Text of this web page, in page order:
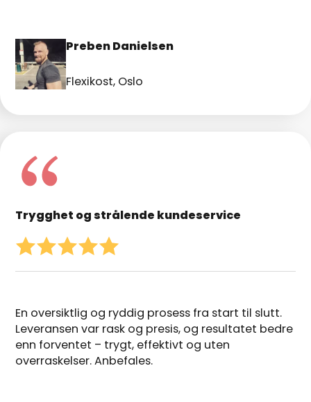
Preben Danielsen
Flexikost, Oslo
Trygghet og strålende kundeservice
En oversiktlig og ryddig prosess fra start til slutt.
Leveransen var rask og presis, og resultatet bedre
enn forventet – trygt, effektivt og uten
overraskelser. Anbefales.